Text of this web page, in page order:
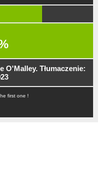
O'Malley. Tłumaczenie:
first one !